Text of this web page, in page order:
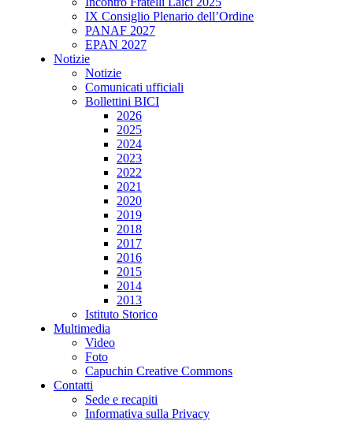
IX Consiglio Plenario dell’Ordine
PANAF 2027
EPAN 2027
Notizie
Notizie
Comunicati ufficiali
Bollettini BICI
2026
2025
2024
2023
2022
2021
2020
2019
2018
2017
2016
2015
2014
2013
Istituto Storico
Multimedia
Video
Foto
Capuchin Creative Commons
Contatti
Sede e recapiti
Informativa sulla Privacy